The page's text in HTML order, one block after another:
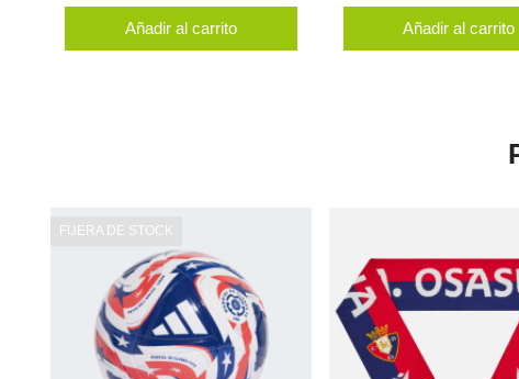
Añadir al carrito Añadir al carrito
FUERA DE STOCK